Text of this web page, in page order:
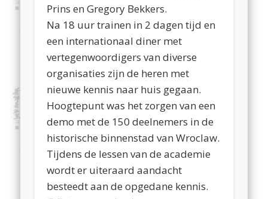
Prins en Gregory Bekkers.
Na 18 uur trainen in 2 dagen tijd en
een internationaal diner met
vertegenwoordigers van diverse
organisaties zijn de heren met
nieuwe kennis naar huis gegaan.
Hoogtepunt was het zorgen van een
demo met de 150 deelnemers in de
historische binnenstad van Wroclaw.
Tijdens de lessen van de academie
wordt er uiteraard aandacht
besteedt aan de opgedane kennis.